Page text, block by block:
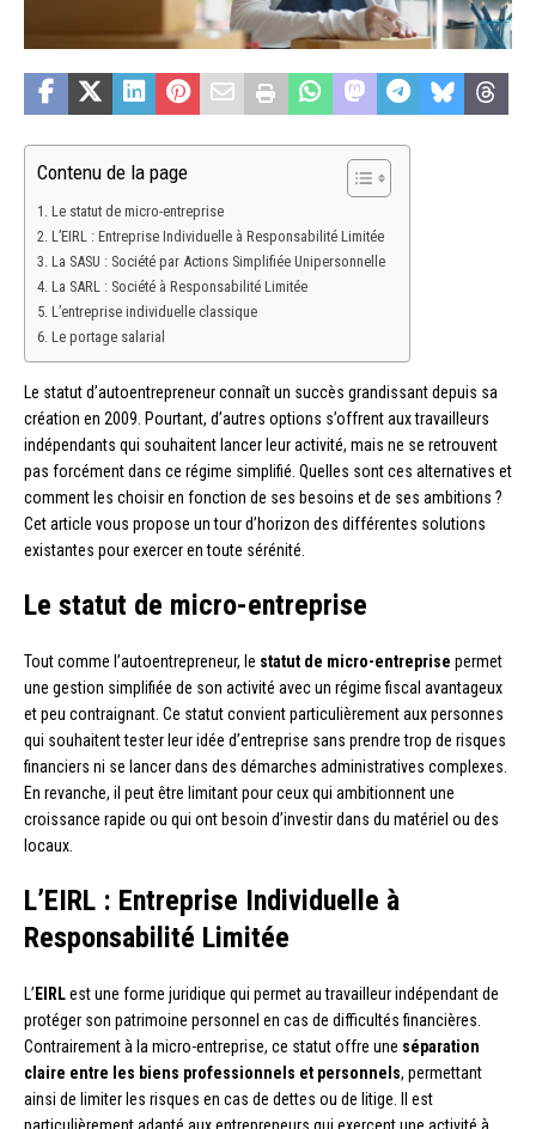
Contenu de la page
Le statut de micro-entreprise
L’EIRL : Entreprise Individuelle à Responsabilité Limitée
La SASU : Société par Actions Simplifiée Unipersonnelle
La SARL : Société à Responsabilité Limitée
L’entreprise individuelle classique
Le portage salarial
Le statut d’autoentrepreneur connaît un succès grandissant depuis sa
création en 2009. Pourtant, d’autres options s’offrent aux travailleurs
indépendants qui souhaitent lancer leur activité, mais ne se retrouvent
pas forcément dans ce régime simplifié. Quelles sont ces alternatives et
comment les choisir en fonction de ses besoins et de ses ambitions ?
Cet article vous propose un tour d’horizon des différentes solutions
existantes pour exercer en toute sérénité.
Le statut de micro-entreprise
Tout comme l’autoentrepreneur, le statut de micro-entreprise permet
une gestion simplifiée de son activité avec un régime fiscal avantageux
et peu contraignant. Ce statut convient particulièrement aux personnes
qui souhaitent tester leur idée d’entreprise sans prendre trop de risques
financiers ni se lancer dans des démarches administratives complexes.
En revanche, il peut être limitant pour ceux qui ambitionnent une
croissance rapide ou qui ont besoin d’investir dans du matériel ou des
locaux.
L’EIRL : Entreprise Individuelle à
Responsabilité Limitée
L’EIRLest une forme juridique qui permet au travailleur indépendant de
protéger son patrimoine personnel en cas de difficultés financières.
Contrairement à la micro-entreprise, ce statut offre une séparation
claire entre les biens professionnels et personnels, permettant
ainsi de limiter les risques en cas de dettes ou de litige. Il est
particulièrement adapté aux entrepreneurs qui exercent une activité à